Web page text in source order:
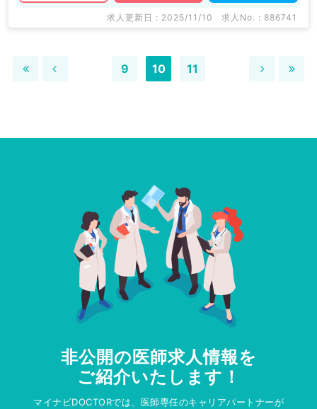
求人更新日 : 2025/11/10 求人No. : 886741
9 10 11
非公開の医師求人情報を
ご紹介いたします！
マイナビDOCTORでは、医師専任のキャリアパートナーが